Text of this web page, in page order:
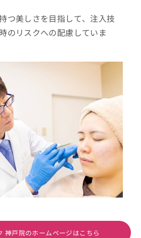
つ美しさを目指して、注入技
のリスクへの配慮していま
神戸院のホームページはこちら